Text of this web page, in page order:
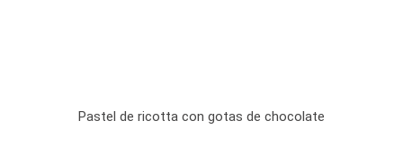
Pastel de ricotta con gotas de chocolate